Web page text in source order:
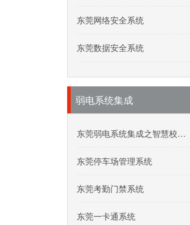
东莞网络安全系统
东莞数据安全系统
弱电系统集成
东莞弱电系统集成之智慧校园系统
东莞停车场管理系统
东莞考勤门禁系统
东莞一卡通系统